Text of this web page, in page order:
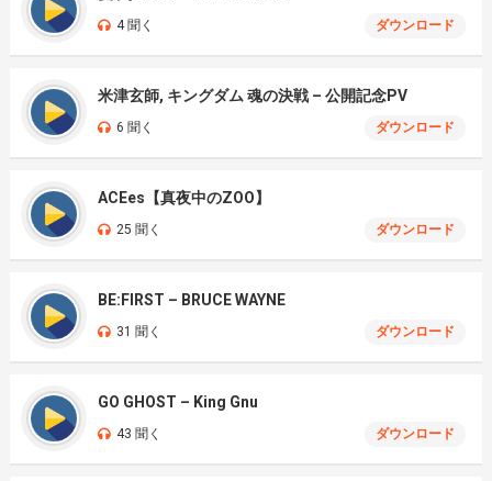
4 聞く ダウンロード
米津玄師, キングダム 魂の決戦 – 公開記念PV
6 聞く ダウンロード
ACEes【真夜中のZOO】
25 聞く ダウンロード
BE:FIRST – BRUCE WAYNE
31 聞く ダウンロード
GO GHOST – King Gnu
43 聞く ダウンロード